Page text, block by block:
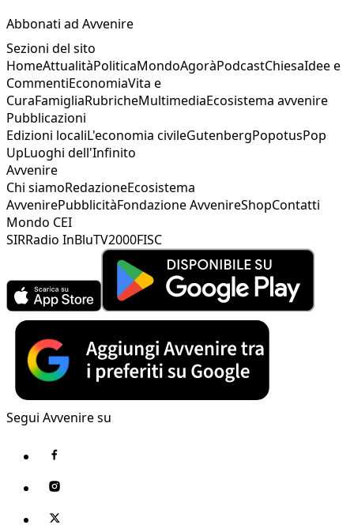
Abbonati ad Avvenire
Sezioni del sito
HomeAttualitàPoliticaMondoAgoràPodcastChiesaIdee e
CommentiEconomiaVita e
CuraFamigliaRubricheMultimediaEcosistema avvenire
Pubblicazioni
Edizioni localiL'economia civileGutenbergPopotusPop
UpLuoghi dell'Infinito
Avvenire
Chi siamoRedazioneEcosistema
AvvenirePubblicitàFondazione AvvenireShopContatti
Mondo CEI
SIRRadio InBluTV2000FISC
Segui Avvenire su